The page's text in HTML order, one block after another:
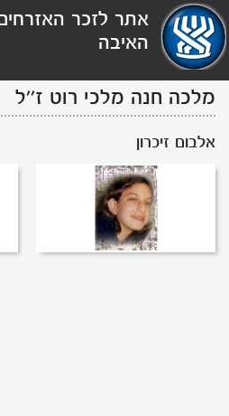
תפריט
נגישות
אתר לזכר
האיבה
מלכה חנה מלכי רוט ז''ל
אלבום זיכרון